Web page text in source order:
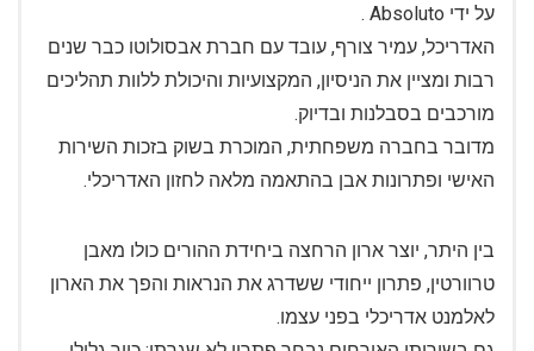
על ידי Absoluto .
האדריכל, עמיר צורף, עובד עם חברת אבסולוטו כבר שנים
רבות ומציין את הניסיון, המקצועיות והיכולת ללוות תהליכים
מורכבים בסבלנות ובדיוק.
מדובר בחברה משפחתית, המוכרת בשוק בזכות השירות
האישי ופתרונות אבן בהתאמה מלאה לחזון האדריכלי.
בין היתר, יוצר ארון הרחצה ביחידת ההורים כולו מאבן
טרוורטין, פתרון ייחודי ששדרג את הנראות והפך את הארון
לאלמנט אדריכלי בפני עצמו.